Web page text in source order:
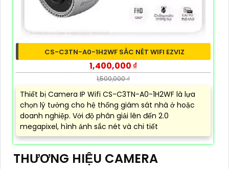
CS-C3TN-A0-1H2WF SẮC NÉT WIFI EZVIZ
1,400,000 ₫
1,500,000 ₫
Thiết bị Camera IP Wifi CS-C3TN-A0-1H2WF là lựa
chọn lý tưởng cho hệ thống giám sát nhà ở hoặc
doanh nghiệp. Với độ phân giải lên đến 2.0
megapixel, hình ảnh sắc nét và chi tiết
THƯƠNG HIỆU CAMERA